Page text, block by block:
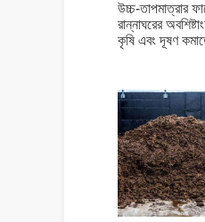
উচ্চ-তাপমাত্রার
রান্নাঘরের
কৃষি এবং দূষণ